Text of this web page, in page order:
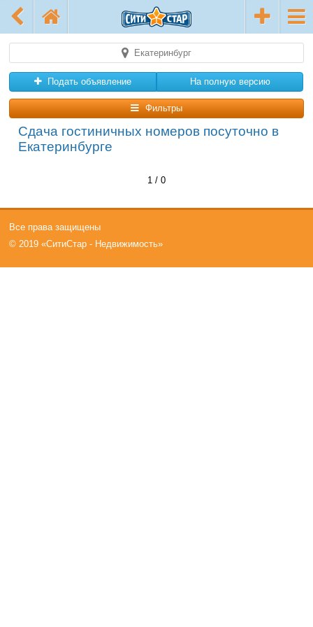
Екатеринбург
Подать объявление На полную версию
Фильтры
Сдача гостиничных номеров посуточно в
Екатеринбурге
1 / 0
Все права защищены
© 2019 «СитиСтар - Недвижимость»